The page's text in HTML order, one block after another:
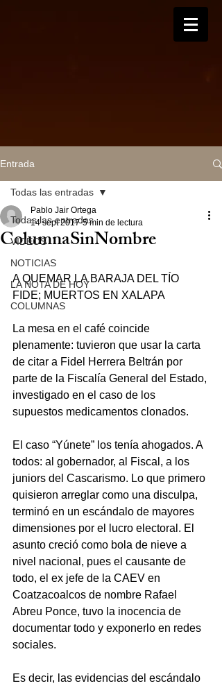
Entrada
Todas las entradas
VIDEOS
NOTICIAS
LA NOTA DE HOY
COLUMNAS
Todas las entradas
ColumnaSinNombre
Pablo Jair Ortega
14 sept 2017 5 min de lectura
A QUEMAR LA BARAJA DEL TÍO
FIDE; MUERTOS EN XALAPA
La mesa en el café coincide
plenamente: tuvieron que usar la carta
de citar a Fidel Herrera Beltrán por
parte de la Fiscalía General del Estado,
investigado en el caso de los
supuestos medicamentos clonados.
El caso “Yúnete” los tenía ahogados. A
todos: al gobernador, al Fiscal, a los
juniors del Cascarismo. Lo que primero
quisieron arreglar como una disculpa,
terminó en un escándalo de mayores
dimensiones por el lucro electoral. El
asunto creció como bola de nieve a
nivel nacional, pues el causante de
todo, el ex jefe de la CAEV en
Coatzacoalcos de nombre Rafael
Abreu Ponce, tuvo la inocencia de
documentar todo y exponerlo en redes
sociales.
Es decir, las evidencias del escándalo